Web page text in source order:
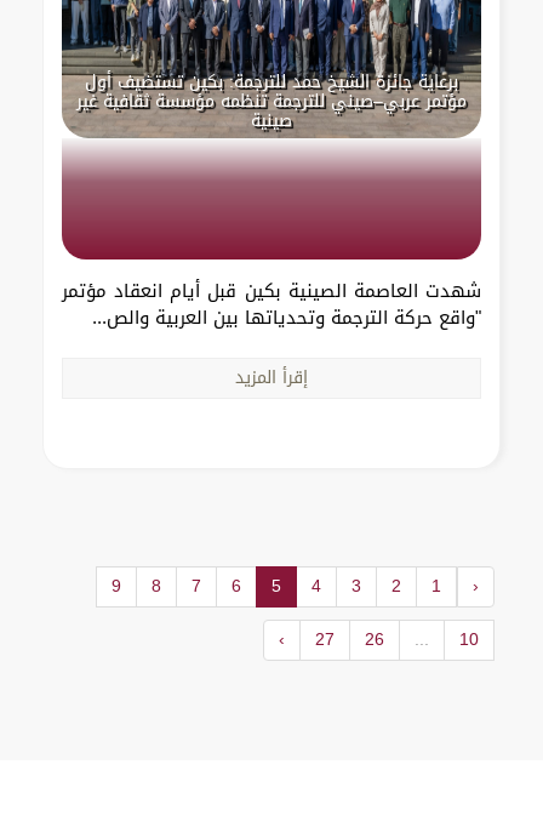
برعاية جائزة الشيخ حمد للترجمة: بكين تستضيف أول
مؤتمر عربي–صيني للترجمة تنظمه مؤسسة ثقافية غير
صينية
شهدت العاصمة الصينية بكين قبل أيام انعقاد مؤتمر
"واقع حركة الترجمة وتحدياتها بين العربية والص...
إقرأ المزيد
‹
1
2
3
4
5
6
7
8
9
10
...
26
27
›